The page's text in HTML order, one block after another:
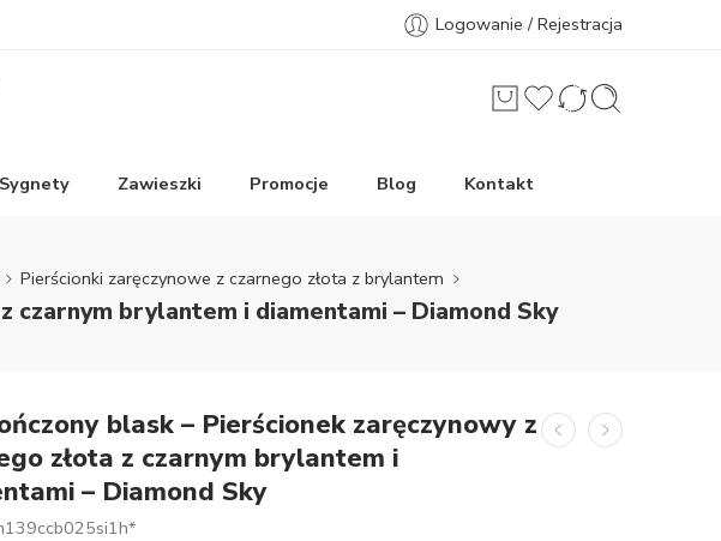
Logowanie / Rejestracja
Sygnety Zawieszki Promocje Blog Kontakt
Pierścionki zaręczynowe z czarnego złota z brylantem
czarnym brylantem i diamentami – Diamond Sky
blask – Pierścionek zaręczynowy z
złota z czarnym brylantem i
– Diamond Sky